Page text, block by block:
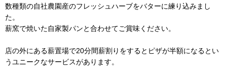
数種類の自社農園産のフレッシュハーブをバターに練り込みまし
た。
薪窯で焼いた自家製パンと合わせてご賞味ください。
店の外にある薪置場で20分間薪割りをするとピザが半額になるとい
うユニークなサービスがあります。